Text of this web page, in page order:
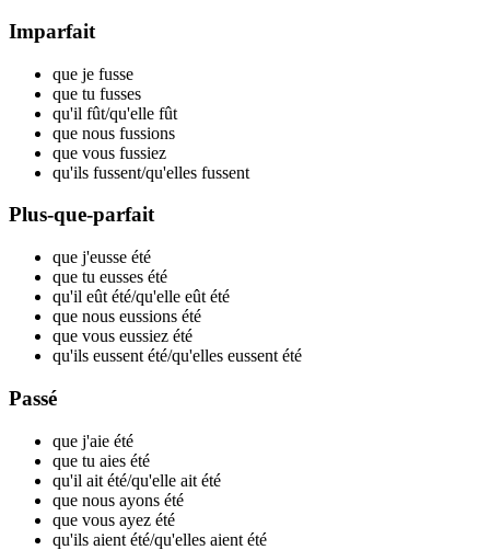
Imparfait
que je fusse
que tu fusses
qu'il fût/qu'elle fût
que nous fussions
que vous fussiez
qu'ils fussent/qu'elles fussent
Plus-que-parfait
que j'eusse été
que tu eusses été
qu'il eût été/qu'elle eût été
que nous eussions été
que vous eussiez été
qu'ils eussent été/qu'elles eussent été
Passé
que j'aie été
que tu aies été
qu'il ait été/qu'elle ait été
que nous ayons été
que vous ayez été
qu'ils aient été/qu'elles aient été